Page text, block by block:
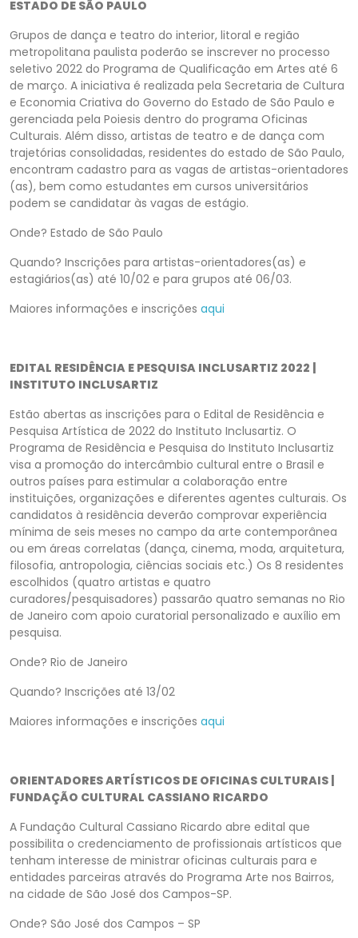
ESTADO DE SÃO PAULO
Grupos de dança e teatro do interior, litoral e região
metropolitana paulista poderão se inscrever no processo
seletivo 2022 do Programa de Qualificação em Artes até 6
de março. A iniciativa é realizada pela Secretaria de Cultura
e Economia Criativa do Governo do Estado de São Paulo e
gerenciada pela Poiesis dentro do programa Oficinas
Culturais. Além disso, artistas de teatro e de dança com
trajetórias consolidadas, residentes do estado de São Paulo,
encontram cadastro para as vagas de artistas-orientadores
(as), bem como estudantes em cursos universitários
podem se candidatar às vagas de estágio.
Onde? Estado de São Paulo
Quando? Inscrições para artistas-orientadores(as) e
estagiários(as) até 10/02 e para grupos até 06/03.
Maiores informações e inscrições aqui
EDITAL RESIDÊNCIA E PESQUISA INCLUSARTIZ 2022 |
INSTITUTO INCLUSARTIZ
Estão abertas as inscrições para o Edital de Residência e
Pesquisa Artística de 2022 do Instituto Inclusartiz. O
Programa de Residência e Pesquisa do Instituto Inclusartiz
visa a promoção do intercâmbio cultural entre o Brasil e
outros países para estimular a colaboração entre
instituições, organizações e diferentes agentes culturais. Os
candidatos à residência deverão comprovar experiência
mínima de seis meses no campo da arte contemporânea
ou em áreas correlatas (dança, cinema, moda, arquitetura,
filosofia, antropologia, ciências sociais etc.) Os 8 residentes
escolhidos (quatro artistas e quatro
curadores/pesquisadores) passarão quatro semanas no Rio
de Janeiro com apoio curatorial personalizado e auxílio em
pesquisa.
Onde? Rio de Janeiro
Quando? Inscrições até 13/02
Maiores informações e inscrições aqui
ORIENTADORES ARTÍSTICOS DE OFICINAS CULTURAIS |
FUNDAÇÃO CULTURAL CASSIANO RICARDO
A Fundação Cultural Cassiano Ricardo abre edital que
possibilita o credenciamento de profissionais artísticos que
tenham interesse de ministrar oficinas culturais para e
entidades parceiras através do Programa Arte nos Bairros,
na cidade de São José dos Campos-SP.
Onde? São José dos Campos – SP